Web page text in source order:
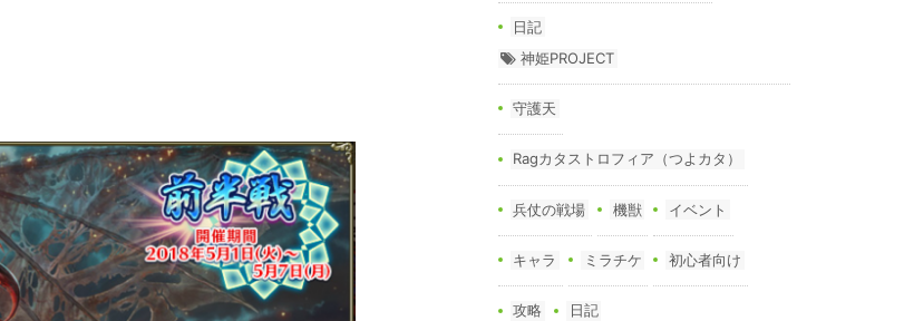
日記
神姫PROJECT
守護天
Ragカタストロフィア（つよカタ）
兵仗の戦場 機獣 イベント
キャラ ミラチケ 初心者向け
攻略 日記